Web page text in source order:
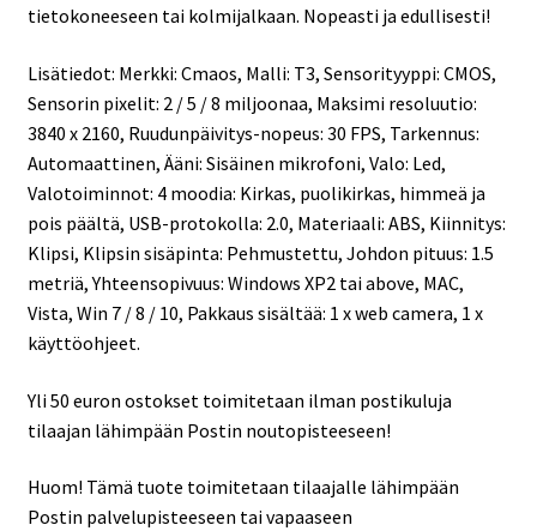
tietokoneeseen tai kolmijalkaan. Nopeasti ja edullisesti!
Lisätiedot: Merkki: Cmaos, Malli: T3, Sensorityyppi: CMOS,
Sensorin pixelit: 2 / 5 / 8 miljoonaa, Maksimi resoluutio:
3840 x 2160, Ruudunpäivitys-nopeus: 30 FPS, Tarkennus:
Automaattinen, Ääni: Sisäinen mikrofoni, Valo: Led,
Valotoiminnot: 4 moodia: Kirkas, puolikirkas, himmeä ja
pois päältä, USB-protokolla: 2.0, Materiaali: ABS, Kiinnitys:
Klipsi, Klipsin sisäpinta: Pehmustettu, Johdon pituus: 1.5
metriä, Yhteensopivuus: Windows XP2 tai above, MAC,
Vista, Win 7 / 8 / 10, Pakkaus sisältää: 1 x web camera, 1 x
käyttöohjeet.
Yli 50 euron ostokset toimitetaan ilman postikuluja
tilaajan lähimpään Postin noutopisteeseen!
Huom! Tämä tuote toimitetaan tilaajalle lähimpään
Postin palvelupisteeseen tai vapaaseen